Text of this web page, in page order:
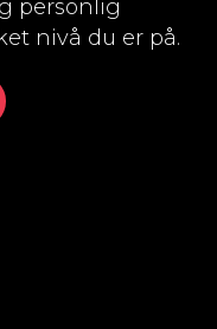
personlig
nivå du er på.